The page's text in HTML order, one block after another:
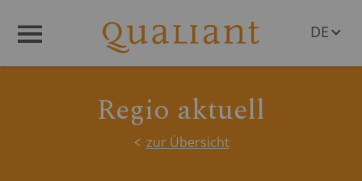
DE
Regio aktuell
zur Übersicht